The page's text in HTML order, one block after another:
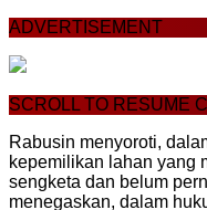
ADVERTISEMENT
SCROLL TO RESUME
Rabusin menyoroti,
kepemilikan lahan yang
sengketa dan belum
menegaskan, dalam